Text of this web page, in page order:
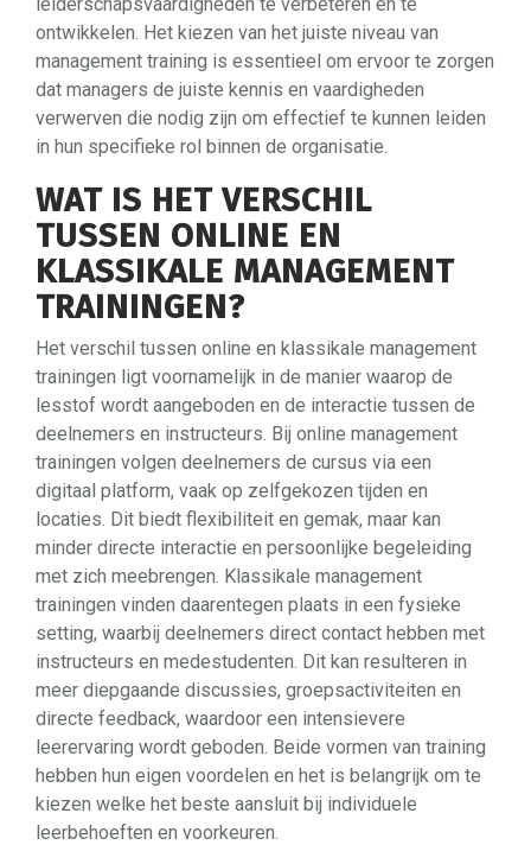
ontwikkelen. Het kiezen van het juiste niveau van
management training is essentieel om ervoor te zorgen
dat managers de juiste kennis en vaardigheden
verwerven die nodig zijn om effectief te kunnen leiden
in hun specifieke rol binnen de organisatie.
WAT IS HET VERSCHIL
TUSSEN ONLINE EN
KLASSIKALE MANAGEMENT
TRAININGEN?
Het verschil tussen online en klassikale management
trainingen ligt voornamelijk in de manier waarop de
lesstof wordt aangeboden en de interactie tussen de
deelnemers en instructeurs. Bij online management
trainingen volgen deelnemers de cursus via een
digitaal platform, vaak op zelfgekozen tijden en
locaties. Dit biedt flexibiliteit en gemak, maar kan
minder directe interactie en persoonlijke begeleiding
met zich meebrengen. Klassikale management
trainingen vinden daarentegen plaats in een fysieke
setting, waarbij deelnemers direct contact hebben met
instructeurs en medestudenten. Dit kan resulteren in
meer diepgaande discussies, groepsactiviteiten en
directe feedback, waardoor een intensievere
leerervaring wordt geboden. Beide vormen van training
hebben hun eigen voordelen en het is belangrijk om te
kiezen welke het beste aansluit bij individuele
leerbehoeften en voorkeuren.